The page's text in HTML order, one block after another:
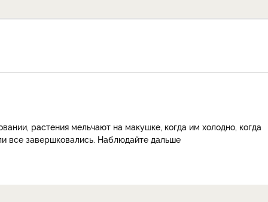
растения мельчают на макушке, когда им холодно, когда
все завершковались. Наблюдайте дальше